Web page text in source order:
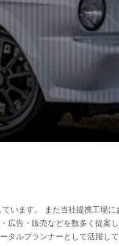
います。 また当社提携工場
告・販売などを数多く提案
ルプランナーとして活躍して